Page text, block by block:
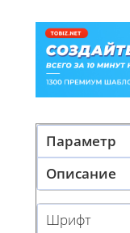
Параметр
Описание
Шрифт